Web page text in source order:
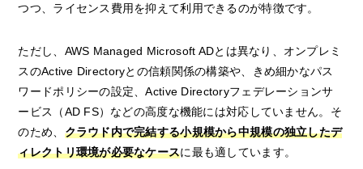
つつ、ライセンス費用を抑えて利用できるのが特徴です。
ただし、AWS Managed Microsoft ADとは異なり、オンプレミ
スのActive Directoryとの信頼関係の構築や、きめ細かなパス
ワードポリシーの設定、Active Directoryフェデレーションサ
ービス（AD FS）などの高度な機能には対応していません。そ
のため、 クラウド内で完結する小規模から中規模の独立したデ
ィレクトリ環境が必要なケースに最も適しています。